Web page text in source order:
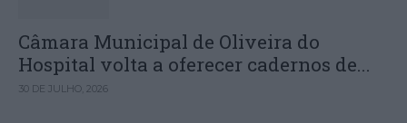
Câmara Municipal de Oliveira do
Hospital volta a oferecer cadernos de...
30 DE JULHO, 2026